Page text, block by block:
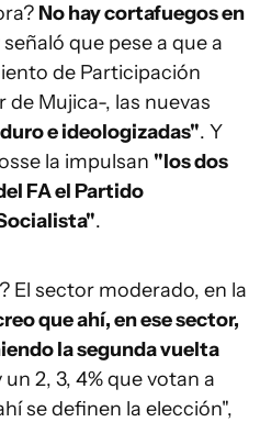
No hay cortafuegos en
señaló que pese a que a
de Participación
Mujica-, las nuevas
e ideologizadas". Y
la impulsan "los dos
FA el Partido
.
El sector moderado, en la
que ahí, en ese sector,
la segunda vuelta
2, 3, 4% que votan a
se definen la elección",